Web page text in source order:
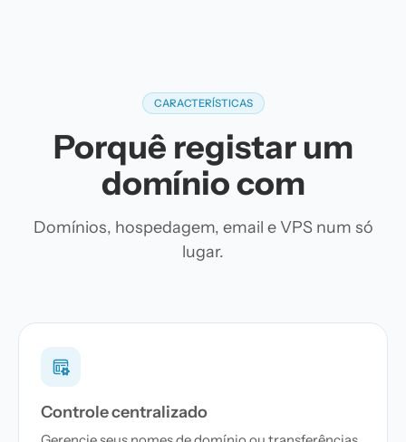
CARACTERÍSTICAS
Porquê registar um
domínio com
Domínios, hospedagem, email e VPS num só
lugar.
Controle centralizado